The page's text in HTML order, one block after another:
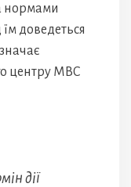
нормами
доведеться
центру МВС
дії